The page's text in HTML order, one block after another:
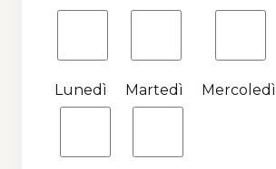
Lunedì Martedì Mercoledì